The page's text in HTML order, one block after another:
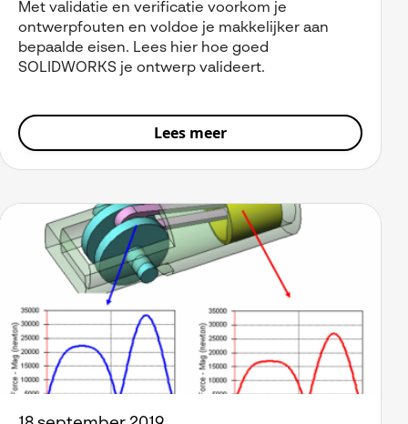
Met validatie en verificatie voorkom je
ontwerpfouten en voldoe je makkelijker aan
bepaalde eisen. Lees hier hoe goed
SOLIDWORKS je ontwerp valideert.
Lees meer